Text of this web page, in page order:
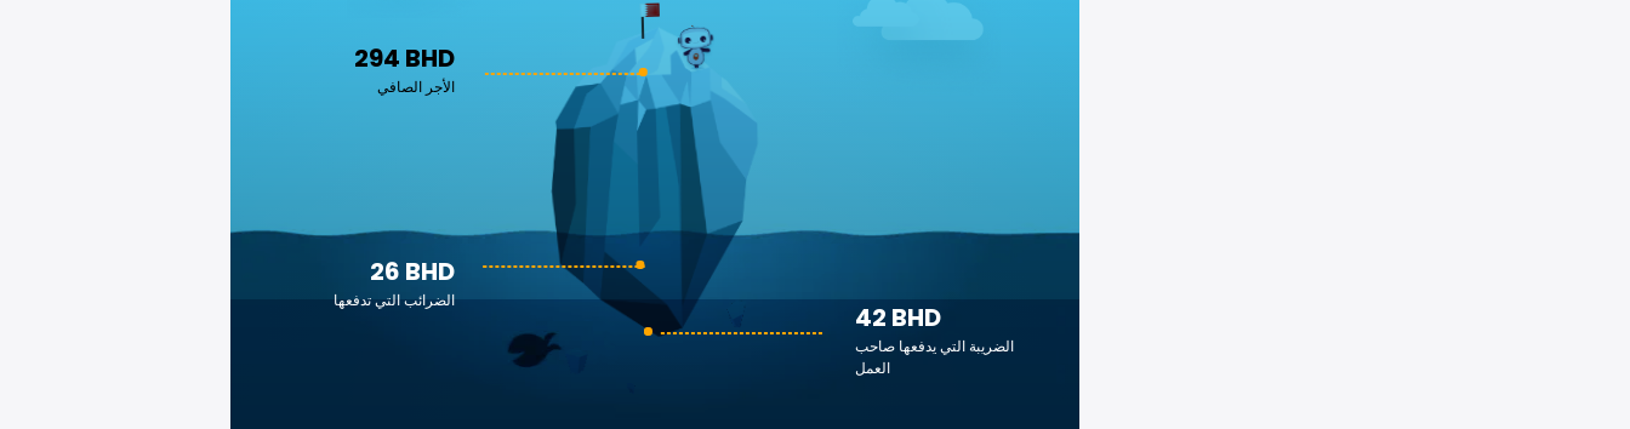
294 BHD
الأجر الصافي
42 BHD
الضريبة التي يدفعها صاحب
العمل
26 BHD
الضرائب التي تدفعها